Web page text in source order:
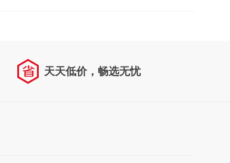
天天低价，畅选无忧